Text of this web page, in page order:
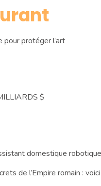
pour protéger l’art
$
domestique
de l’Empire romain :